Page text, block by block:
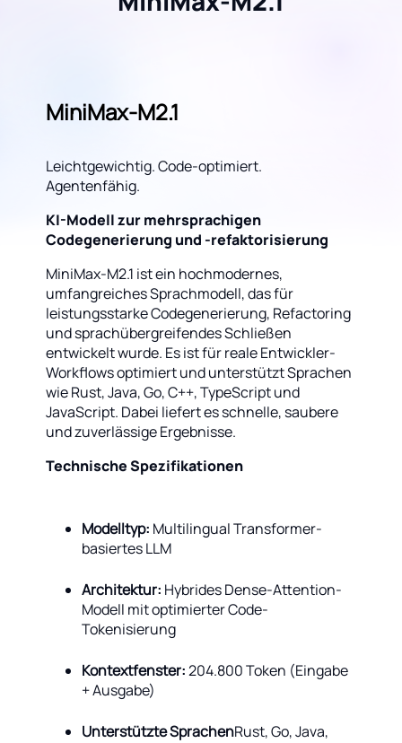
MiniMax-M2.1
Leichtgewichtig. Code-optimiert.
Agentenfähig.
KI-Modell zur mehrsprachigen
Codegenerierung und -refaktorisierung
MiniMax-M2.1 ist ein hochmodernes,
umfangreiches Sprachmodell, das für
leistungsstarke Codegenerierung, Refactoring
und sprachübergreifendes Schließen
entwickelt wurde. Es ist für reale Entwickler-
Workflows optimiert und unterstützt Sprachen
wie Rust, Java, Go, C++, TypeScript und
JavaScript. Dabei liefert es schnelle, saubere
und zuverlässige Ergebnisse.
Technische Spezifikationen
Modelltyp: Multilingual Transformer-
basiertes LLM
Architektur: Hybrides Dense-Attention-
Modell mit optimierter Code-
Tokenisierung
Kontextfenster:204.800 Token (Eingabe
+ Ausgabe)
Unterstützte SprachenRust, Go, Java,